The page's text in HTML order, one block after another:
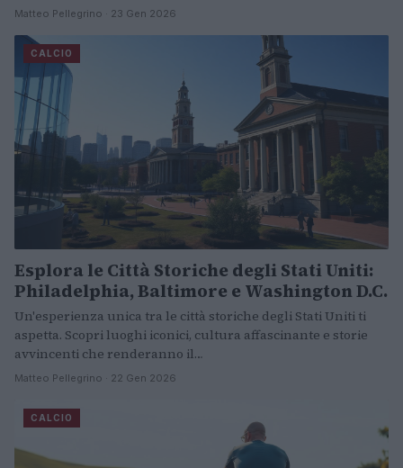
Matteo Pellegrino · 23 Gen 2026
CALCIO
Esplora le Città Storiche degli Stati Uniti:
Philadelphia, Baltimore e Washington D.C.
Un'esperienza unica tra le città storiche degli Stati Uniti ti
aspetta. Scopri luoghi iconici, cultura affascinante e storie
avvincenti che renderanno il…
Matteo Pellegrino · 22 Gen 2026
CALCIO